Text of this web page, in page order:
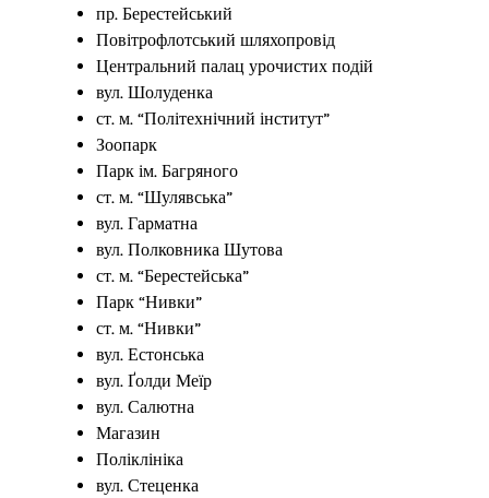
пр. Берестейський
Повітрофлотський шляхопровід
Центральний палац урочистих подій
вул. Шолуденка
ст. м. “Політехнічний інститут”
Зоопарк
Парк ім. Багряного
ст. м. “Шулявська”
вул. Гарматна
вул. Полковника Шутова
ст. м. “Берестейська”
Парк “Нивки”
ст. м. “Нивки”
вул. Естонська
вул. Ґолди Меїр
вул. Салютна
Магазин
Поліклініка
вул. Стеценка